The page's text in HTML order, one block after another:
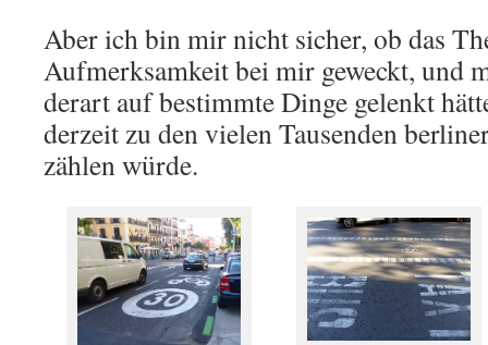
Aber ich bin mir nicht sicher, ob das
Aufmerksamkeit bei mir geweckt, und
derart auf bestimmte Dinge gelenkt
derzeit zu den vielen Tausenden
zählen würde.